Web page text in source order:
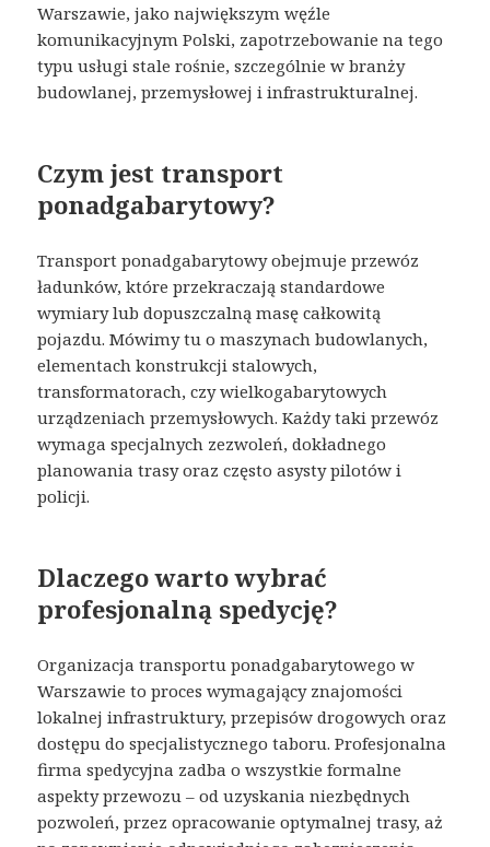
Warszawie, jako największym węźle
komunikacyjnym Polski, zapotrzebowanie na tego
typu usługi stale rośnie, szczególnie w branży
budowlanej, przemysłowej i infrastrukturalnej.
Czym jest transport
ponadgabarytowy?
Transport ponadgabarytowy obejmuje przewóz
ładunków, które przekraczają standardowe
wymiary lub dopuszczalną masę całkowitą
pojazdu. Mówimy tu o maszynach budowlanych,
elementach konstrukcji stalowych,
transformatorach, czy wielkogabarytowych
urządzeniach przemysłowych. Każdy taki przewóz
wymaga specjalnych zezwoleń, dokładnego
planowania trasy oraz często asysty pilotów i
policji.
Dlaczego warto wybrać
profesjonalną spedycję?
Organizacja transportu ponadgabarytowego w
Warszawie to proces wymagający znajomości
lokalnej infrastruktury, przepisów drogowych oraz
dostępu do specjalistycznego taboru. Profesjonalna
firma spedycyjna zadba o wszystkie formalne
aspekty przewozu – od uzyskania niezbędnych
pozwoleń, przez opracowanie optymalnej trasy, aż